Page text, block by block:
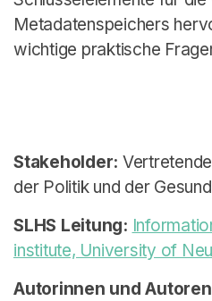
Metadatenspeichers
wichtige praktische
Stakeholder:
der Politik und der
SLHS Leitung:
institute, University of
Autorinnen und